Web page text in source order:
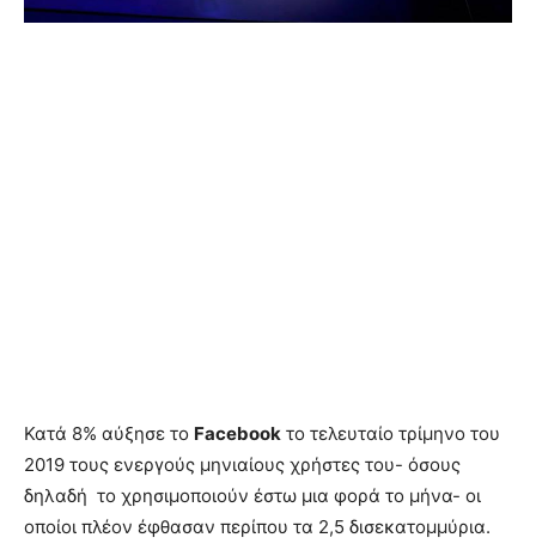
Κατά 8% αύξησε το Facebook το τελευταίο τρίμηνο του
2019 τους ενεργούς μηνιαίους χρήστες του- όσους
δηλαδή το χρησιμοποιούν έστω μια φορά το μήνα- οι
οποίοι πλέον έφθασαν περίπου τα 2,5 δισεκατομμύρια.